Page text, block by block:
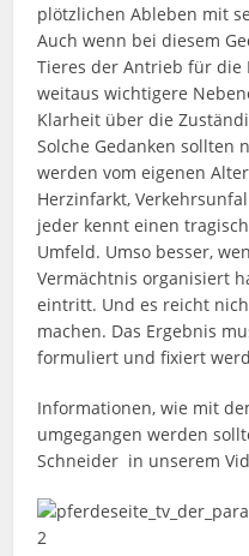
plötzlichen Ableben mit
Auch wenn bei diesem
Tieres der Antrieb für die
weitaus wichtigere
Klarheit über die
Solche Gedanken sollten
werden vom eigenen
Herzinfarkt,
jeder kennt einen
Umfeld. Umso besser,
Vermächtnis organisiert
eintritt. Und es reicht
machen. Das Ergebnis
formuliert und fixiert
Informationen, wie mit
umgegangen werden
Schneider in unserem